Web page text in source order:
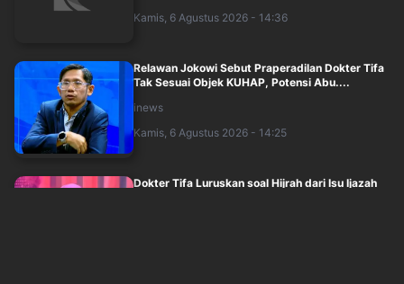
Kamis, 6 Agustus 2026 - 14:36
Relawan Jokowi Sebut Praperadilan Dokter Tifa
Tak Sesuai Objek KUHAP, Potensi Abu....
inews
Kamis, 6 Agustus 2026 - 14:25
Dokter Tifa Luruskan soal Hijrah dari Isu Ijazah